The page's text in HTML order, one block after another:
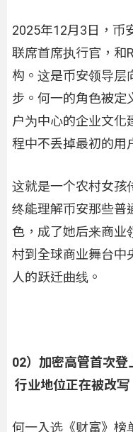
2025年12月3日，币
联席首席执行官，和
构。这是币安领导层
步。何一的角色被定
户为中心的企业文化
程中不丢掉最初的用
这就是一个农村女孩
终能理解币安那些普
色，成了她后来商业
村到全球商业舞台中
人的跃迁曲线。
02）加密高管首次
行业地位正在被改写
何一入选《财富》榜